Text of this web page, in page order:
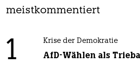
meistkommentiert
1 Krise der Demokratie
AfD-Wählen als